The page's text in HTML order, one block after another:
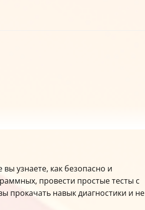
узнаете, как безопасно и
провести простые тесты с
прокачать навык диагностики и не